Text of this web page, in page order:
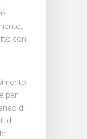
con
per
di
di